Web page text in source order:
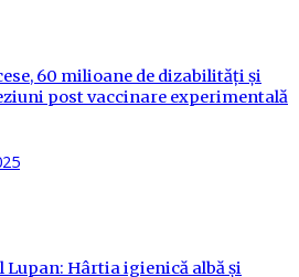
60 milioane de dizabilități și
post vaccinare experimentală
Lupan: Hârtia igienică albă și